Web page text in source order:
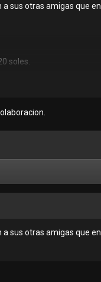
sus otras amigas que
soles.
sus otras amigas que